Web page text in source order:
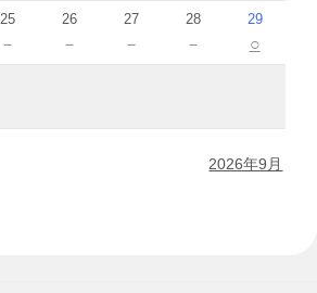
25
－
26
－
27
－
28
－
29
○
2026年9月